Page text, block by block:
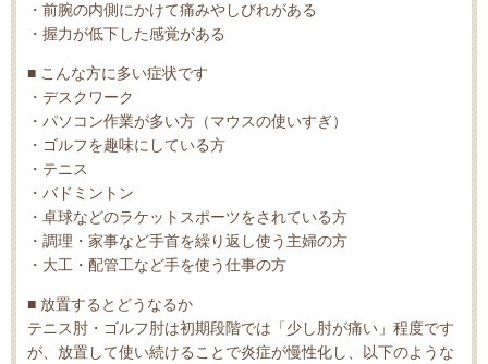
・前腕の内側にかけて痛みやしびれがある
・握力が低下した感覚がある
■ こんな方に多い症状です
・デスクワーク
・パソコン作業が多い方（マウスの使いすぎ）
・ゴルフを趣味にしている方
・テニス
・バドミントン
・卓球などのラケットスポーツをされている方
・調理・家事など手首を繰り返し使う主婦の方
・大工・配管工など手を使う仕事の方
■ 放置するとどうなるか
テニス肘・ゴルフ肘は初期段階では「少し肘が痛い」程度です
が、放置して使い続けることで炎症が慢性化し、以下のような